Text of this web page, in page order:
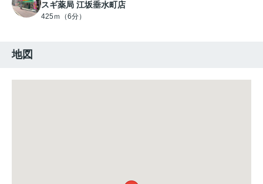
スギ薬局 江坂垂水町店
425ｍ（6分）
地図